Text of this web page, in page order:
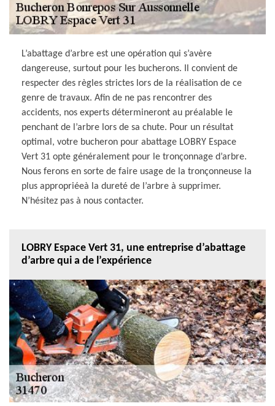
L’abattage d’arbre est une opération qui s’avère
dangereuse, surtout pour les bucherons. Il convient de
respecter des règles strictes lors de la réalisation de ce
genre de travaux. Afin de ne pas rencontrer des
accidents, nos experts détermineront au préalable le
penchant de l’arbre lors de sa chute. Pour un résultat
optimal, votre bucheron pour abattage LOBRY Espace
Vert 31 opte généralement pour le tronçonnage d’arbre.
Nous ferons en sorte de faire usage de la tronçonneuse la
plus appropriéeà la dureté de l’arbre à supprimer.
N’hésitez pas à nous contacter.
LOBRY Espace Vert 31, une entreprise d’abattage
d’arbre qui a de l’expérience